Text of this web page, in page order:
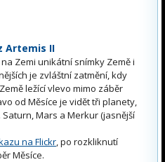
Artemis II
Zemi unikátní snímky Země i
je zvláštní zatmění, kdy
ležící vlevo mimo záběr
od Měsíce je vidět tři planety,
Mars a Merkur (jasnější
na Flickr, po rozkliknutí
Měsíce.